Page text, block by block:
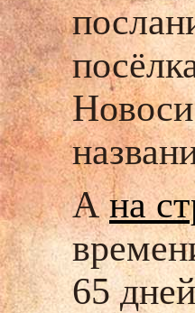
Ана
65